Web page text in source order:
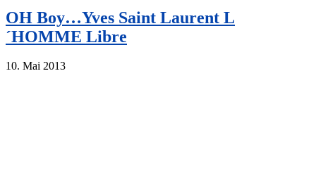
OH Boy…Yves Saint Laurent L
´HOMME Libre
10. Mai 2013